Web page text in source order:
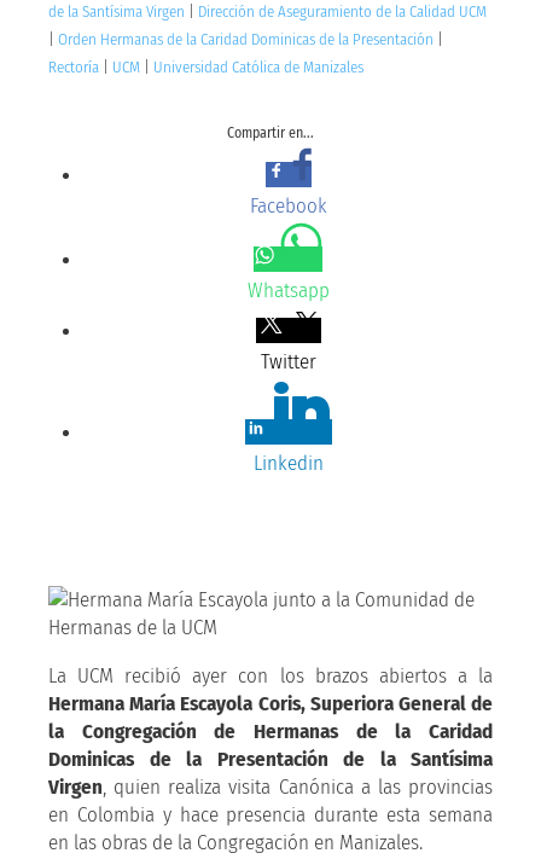
de la Santísima Virgen
Dirección de Aseguramiento de la Calidad UCM
Orden Hermanas de la Caridad Dominicas de la Presentación
Rectoría
UCM Universidad Católica de Manizales
Compartir en...
Facebook
Whatsapp
Twitter
Linkedin
La UCM recibió ayer con los brazos abiertos a la
Hermana María Escayola Coris, Superiora General de
la Congregación de Hermanas de la Caridad
Dominicas de la Presentación de la Santísima
Virgen, quien realiza visita Canónica a las provincias
en Colombia y hace presencia durante esta semana
en las obras de la Congregación en Manizales.